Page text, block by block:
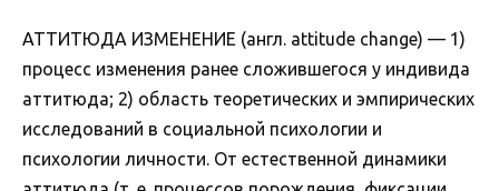
АТТИТЮДА ИЗМЕНЕНИЕ (англ. attitude change) — 1)
процесс изменения ранее сложившегося у индивида
аттитюда; 2) область теоретических и эмпирических
исследований в социальной психологии и
психологии личности. От естественной динамики